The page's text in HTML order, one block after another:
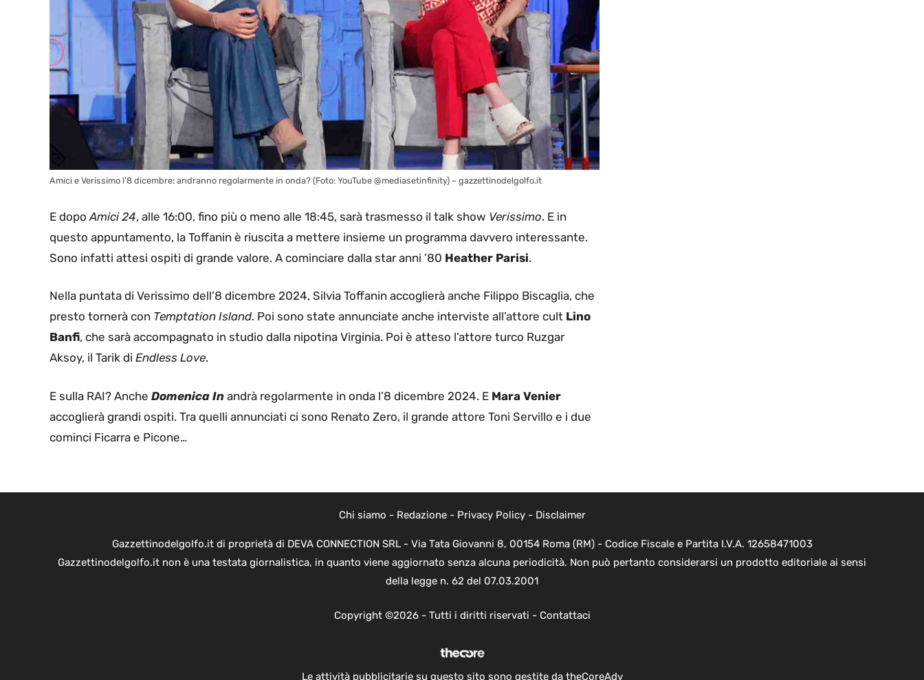
Amici e Verissimo l’8 dicembre: andranno regolarmente in onda? (Foto: YouTube @mediasetinfinity) – gazzettinodelgolfo.it
E dopo Amici 24, alle 16:00, fino più o meno alle 18:45, sarà trasmesso il talk show Verissimo. E in
questo appuntamento, la Toffanin è riuscita a mettere insieme un programma davvero interessante.
Sono infatti attesi ospiti di grande valore. A cominciare dalla star anni ’80 Heather Parisi.
Nella puntata di Verissimo dell’8 dicembre 2024, Silvia Toffanin accoglierà anche Filippo Biscaglia, che
presto tornerà con Temptation Island. Poi sono state annunciate anche interviste all’attore cult Lino
Banfi, che sarà accompagnato in studio dalla nipotina Virginia. Poi è atteso l’attore turco Ruzgar
Aksoy, il Tarik di Endless Love.
E sulla RAI? Anche Domenica In andrà regolarmente in onda l’8 dicembre 2024. E Mara Venier
accoglierà grandi ospiti. Tra quelli annunciati ci sono Renato Zero, il grande attore Toni Servillo e i due
cominci Ficarra e Picone…
Chi siamo - Redazione- Privacy Policy- Disclaimer
Gazzettinodelgolfo.it di proprietà di DEVA CONNECTION SRL - Via Tata Giovanni 8, 00154 Roma (RM) - Codice Fiscale e Partita I.V.A. 12658471003
Gazzettinodelgolfo.it non è una testata giornalistica, in quanto viene aggiornato senza alcuna periodicità. Non può pertanto considerarsi un prodotto editoriale ai sensi
della legge n. 62 del 07.03.2001
Copyright ©2026 - Tutti i diritti riservati - Contattaci
Le attività pubblicitarie su questo sito sono gestite da theCoreAdv